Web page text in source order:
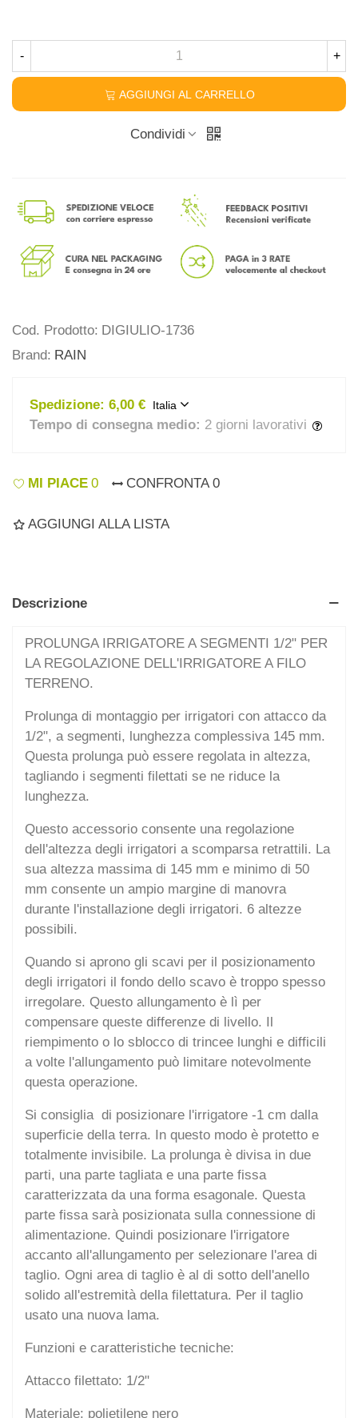
- +
AGGIUNGI AL CARRELLO
Condividi
Cod. Prodotto: DIGIULIO-1736
Brand: RAIN
Spedizione: 6,00 € Italia
Tempo di consegna medio: 2 giorni lavorativi
MI PIACE 0 CONFRONTA 0
AGGIUNGI ALLA LISTA
Descrizione
PROLUNGA IRRIGATORE A SEGMENTI 1/2" PER
LA REGOLAZIONE DELL'IRRIGATORE A FILO
TERRENO.
Prolunga di montaggio per irrigatori con attacco da
1/2", a segmenti, lunghezza complessiva 145 mm.
Questa prolunga può essere regolata in altezza,
tagliando i segmenti filettati se ne riduce la
lunghezza.
Questo accessorio consente una regolazione
dell'altezza degli irrigatori a scomparsa retrattili. La
sua altezza massima di 145 mm e minimo di 50
mm consente un ampio margine di manovra
durante l'installazione degli irrigatori. 6 altezze
possibili.
Quando si aprono gli scavi per il posizionamento
degli irrigatori il fondo dello scavo è troppo spesso
irregolare. Questo allungamento è lì per
compensare queste differenze di livello. Il
riempimento o lo sblocco di trincee lunghi e difficili
a volte l'allungamento può limitare notevolmente
questa operazione.
Si consiglia di posizionare l'irrigatore -1 cm dalla
superficie della terra. In questo modo è protetto e
totalmente invisibile. La prolunga è divisa in due
parti, una parte tagliata e una parte fissa
caratterizzata da una forma esagonale. Questa
parte fissa sarà posizionata sulla connessione di
alimentazione. Quindi posizionare l'irrigatore
accanto all'allungamento per selezionare l'area di
taglio. Ogni area di taglio è al di sotto dell'anello
solido all'estremità della filettatura. Per il taglio
usato una nuova lama.
Funzioni e caratteristiche tecniche:
Attacco filettato: 1/2"
Materiale: polietilene nero